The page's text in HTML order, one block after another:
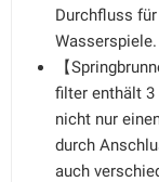
Durchfluss
Wasserspiele.
【
filter enthält 3
nicht nur
durch
auch